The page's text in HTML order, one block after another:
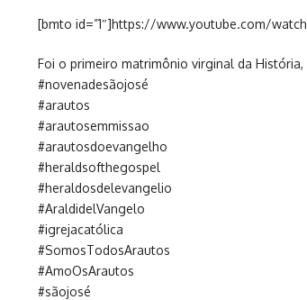
[bmto id=”1″]https://www.youtube.com/
Foi o primeiro matrimônio virginal da
#novenadesãojosé
#arautos
#arautosemmissao
#arautosdoevangelho
#heraldsofthegospel
#heraldosdelevangelio
#AraldidelVangelo
#igrejacatólica
#SomosTodosArautos
#AmoOsArautos
#sãojosé